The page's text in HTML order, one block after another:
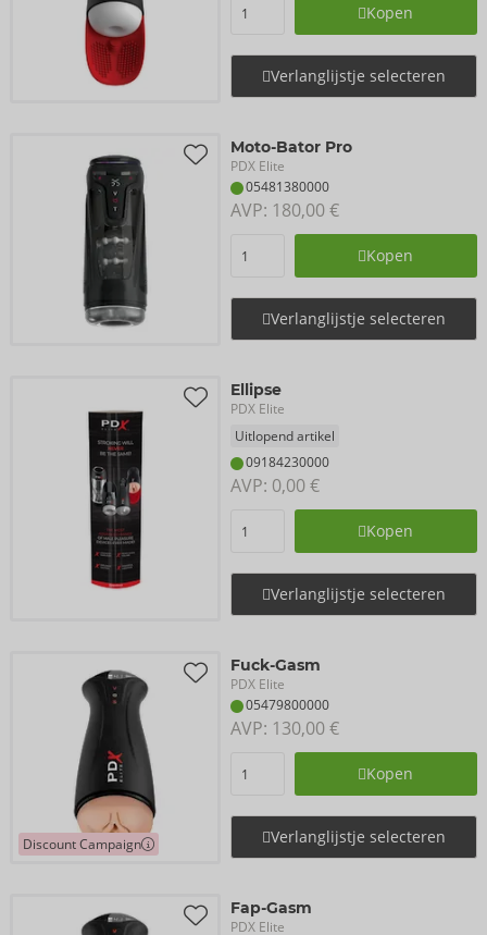
Kopen
Verlanglijstje selecteren
Moto-Bator Pro
PDX Elite
05481380000
AVP: 180,00 €
Kopen
Verlanglijstje selecteren
Ellipse
PDX Elite
Uitlopend artikel
09184230000
AVP: 0,00 €
Kopen
Verlanglijstje selecteren
Discount Campaign
Fuck-Gasm
PDX Elite
05479800000
AVP: 130,00 €
Kopen
Verlanglijstje selecteren
Fap-Gasm
PDX Elite